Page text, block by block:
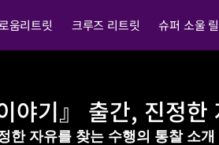
움리트릿 크루즈 리트릿 슈퍼 소울
야기』 출간, 진정한
한 자유를 찾는 수행의 통찰 소개